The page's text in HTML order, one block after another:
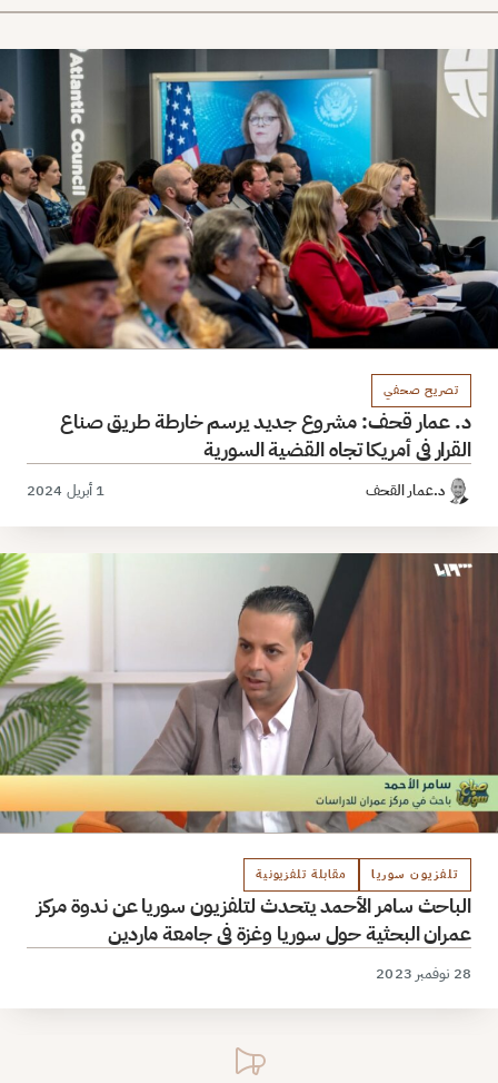
تصريح صحفي
د. عمار قحف: مشروع جديد يرسم خارطة طريق صناع
القرار في أمريكا تجاه القضية السورية
د.عمار القحف 1 أبريل 2024
تلفزيون سوريا مقابلة تلفزيونية
الباحث سامر الأحمد يتحدث لتلفزيون سوريا عن ندوة مركز
عمران البحثية حول سوريا وغزة في جامعة ماردين
28 نوفمبر 2023